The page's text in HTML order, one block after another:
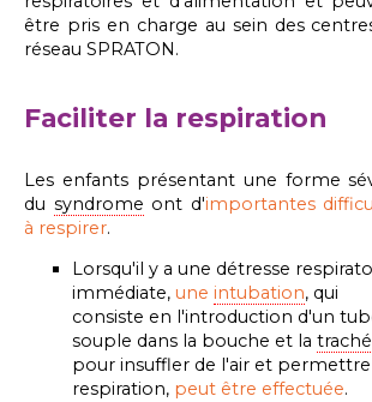
être pris en charge au sein des
réseau SPRATON.
Faciliter la respiration
Les enfants présentant une forme
du syndrome ont d'importantes
à respirer.
Lorsqu'il y a une détresse
immédiate, une intubation, qui
consiste en l'introduction d'un
souple dans la bouche et la
pour insuffler de l'air et
respiration, peut être effectuée.